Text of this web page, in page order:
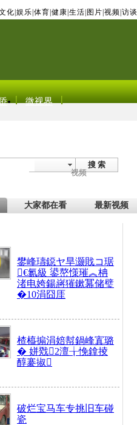
化 娱乐 体育 健康 生活 图片 视频 访谈
微视界
搜 索
视频
大家都在看 最新视频
鐢峰瓙鐚ヤ旱灏戝コ琚
€氱級 鍙嶅憡璀︽柟
渚电姱鍚嶈獕鏉冪储璧
�10涓囧厓
楂橀搧涓婄幇鍋峰寘璐
� 姘戣2澶╁悗鎿掕
醇褰掓
破烂宝马车专挑旧车碰
瓷